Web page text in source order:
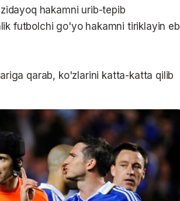
hakamni urib-tepib
futbolchi go'yo hakamni tiriklayin eb
qarab, ko'zlarini katta-katta qilib